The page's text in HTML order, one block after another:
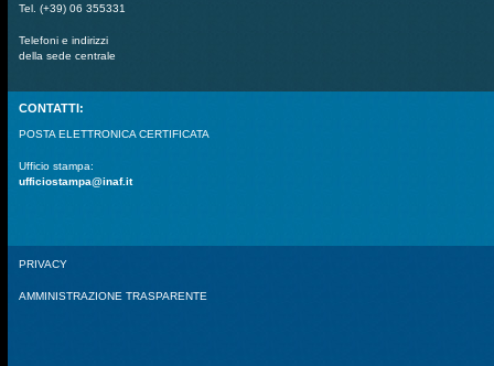
Tel. (+39) 06 355331
Telefoni e indirizzi
della sede centrale
CONTATTI:
POSTA ELETTRONICA CERTIFICATA
Ufficio stampa:
ufficiostampa@inaf.it
PRIVACY
AMMINISTRAZIONE TRASPARENTE